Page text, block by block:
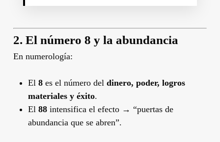
2. El número 8 y la abundancia
En numerología:
El 8es el número del dinero, poder, logros
materiales y éxito.
El 88intensifica el efecto → “puertas de
abundancia que se abren”.